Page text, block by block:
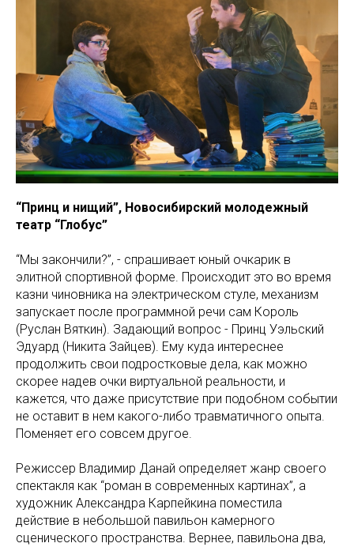
“Принц и нищий”, Новосибирский молодежный
театр “Глобус”
“Мы закончили?”, - спрашивает юный очкарик в
элитной спортивной форме. Происходит это во время
казни чиновника на электрическом стуле, механизм
запускает после программной речи сам Король
(Руслан Вяткин). Задающий вопрос - Принц Уэльский
Эдуард (Никита Зайцев). Ему куда интереснее
продолжить свои подростковые дела, как можно
скорее надев очки виртуальной реальности, и
кажется, что даже присутствие при подобном событии
не оставит в нем какого-либо травматичного опыта.
Поменяет его совсем другое.
Режиссер Владимир Данай определяет жанр своего
спектакля как “роман в современных картинах”, а
художник Александра Карпейкина поместила
действие в небольшой павильон камерного
сценического пространства. Вернее, павильона два,